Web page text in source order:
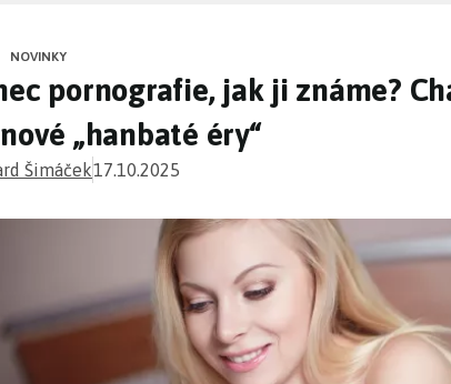
NOVINKY
pornografie, jak ji známe?
„hanbaté éry“
Šimáček17.10.2025